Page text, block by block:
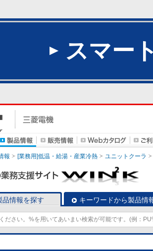
スマー
報 [業務用]低温・給湯・産業冷熱 ユニットクーラ
品情報を探す キーワードから製品情